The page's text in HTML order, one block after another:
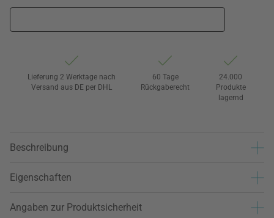
Lieferung 2 Werktage nach
Versand aus DE per DHL
60 Tage
Rückgaberecht
24.000
Produkte
lagernd
Beschreibung
Eigenschaften
Angaben zur Produktsicherheit